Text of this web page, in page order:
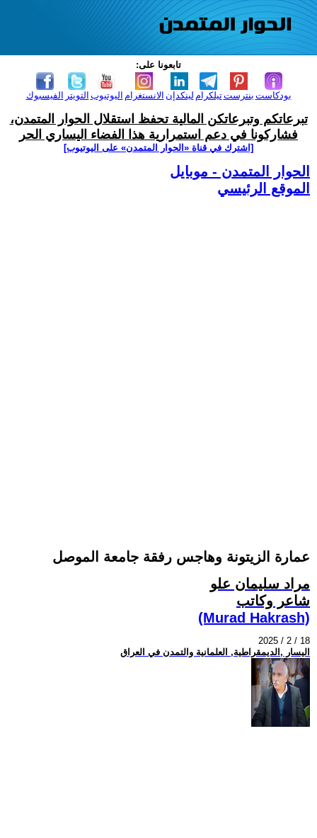
تابعونا على:
الفيسبوك التويتر اليوتيوب الانستغرام لينكدإن تيلكرامبنترست بودكاست
تبرعاتكم وتبرعاتكن المالية تحفظ استقلال الحوار المتمدن،
فشاركونا في دعم استمرارية هذا الفضاء اليساري الحر
[اشترك في قناة ‫«الحوار المتمدن» على اليوتيوب]
الحوار المتمدن - موبايل
الموقع الرئيسي
عمارة الزيتونة وهاجس رفقة جامعة الموصل
مراد سليمان علو
شاعر وكاتب
(Murad Hakrash)
2025 / 2 / 18
اليسار ,الديمقراطية, العلمانية والتمدن في العراق